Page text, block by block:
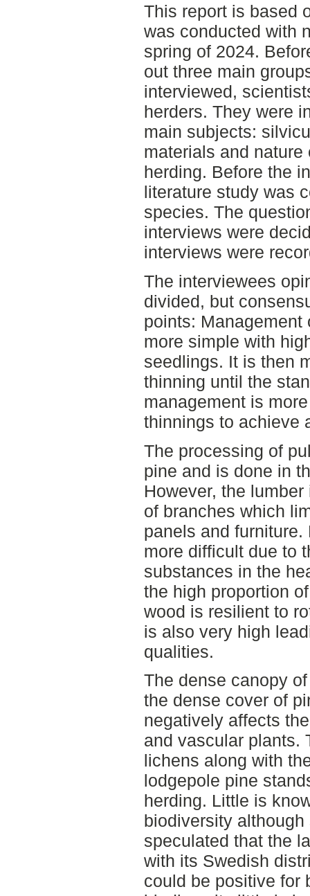
This report is based
was conducted with
spring of 2024.
out three main
interviewed,
herders. They were
main subjects:
materials and
herding. Before the
literature study was
species. The
interviews were
interviews were
The interviewees
divided, but
points:
more simple with
seedlings. It is then
thinning until the
management is
thinnings to achieve
The processing of
pine and is done in
However, the
of branches which
panels and
more difficult due to
substances in the
the high proportion
wood is resilient to
is also very high
qualities.
The dense canopy
the dense cover of
negatively affects
and vascular plants.
lichens along with
lodgepole pine
herding. Little is
biodiversity
speculated that the
with its Swedish
could be positive for